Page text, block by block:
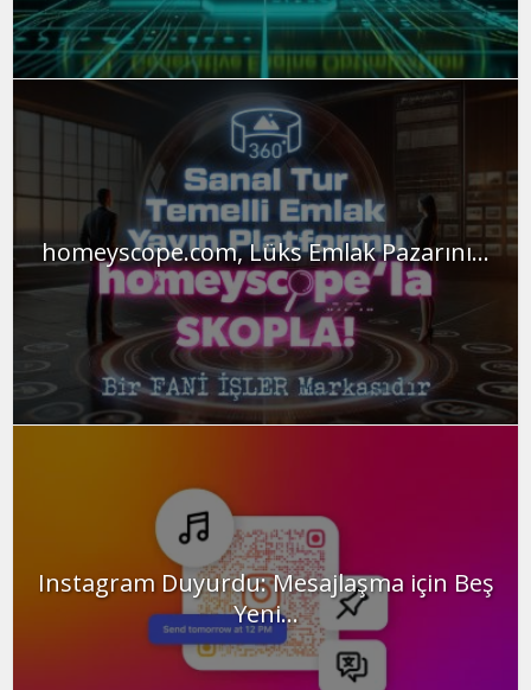
homeyscope.com, Lüks Emlak Pazarını...
Instagram Duyurdu: Mesajlaşma için Beş
Yeni...